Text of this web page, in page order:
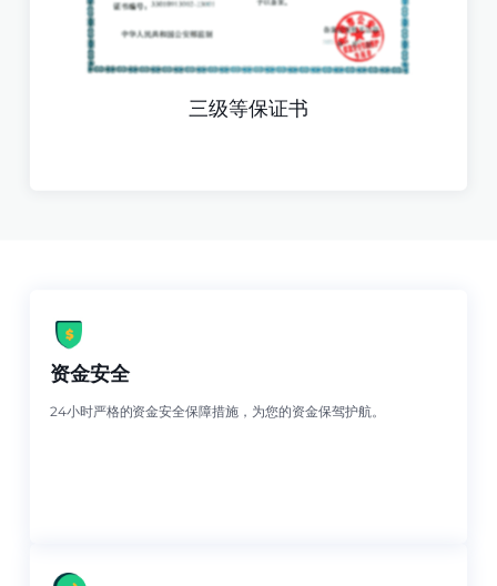
三级等保证书
资金安全
24小时严格的资金安全保障措施，为您的资金保驾护航。